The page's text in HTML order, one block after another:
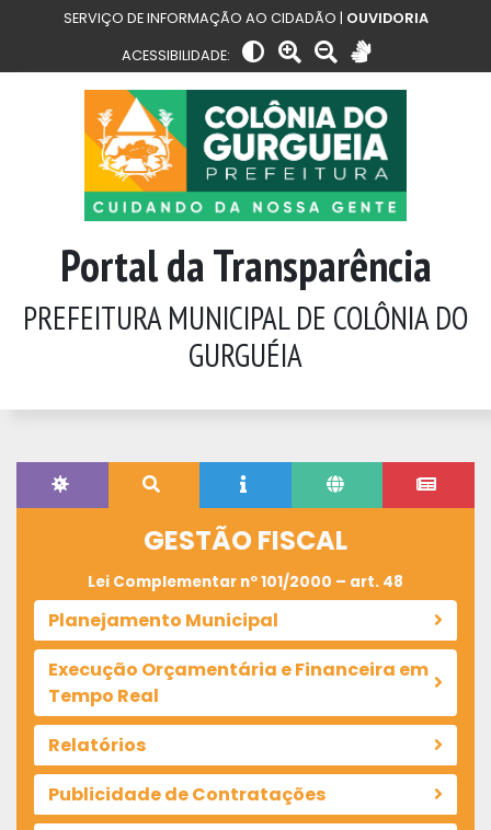
SERVIÇO DE INFORMAÇÃO AO CIDADÃO | OUVIDORIA
ACESSIBILIDADE:
Portal da Transparência
PREFEITURA MUNICIPAL DE COLÔNIA DO
GURGUÉIA
GESTÃO FISCAL
Lei Complementar nº 101/2000 – art. 48
Planejamento Municipal
Execução Orçamentária e Financeira em
Tempo Real
Relatórios
Publicidade de Contratações